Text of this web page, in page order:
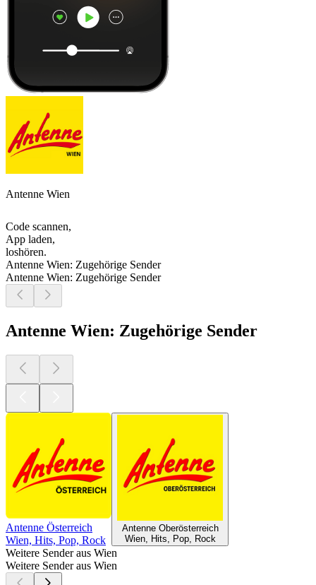
Antenne Wien
Code scannen,
App laden,
loshören.
Antenne Wien: Zugehörige Sender
Antenne Wien: Zugehörige Sender
Antenne Wien: Zugehörige Sender
Antenne Österreich
Wien, Hits, Pop, Rock
Antenne Oberösterreich
Wien, Hits, Pop, Rock
Weitere Sender aus Wien
Weitere Sender aus Wien